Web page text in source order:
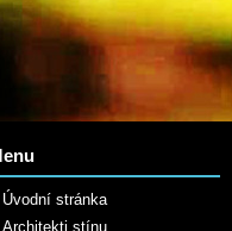
Úvodní stránka
Architekti stínu